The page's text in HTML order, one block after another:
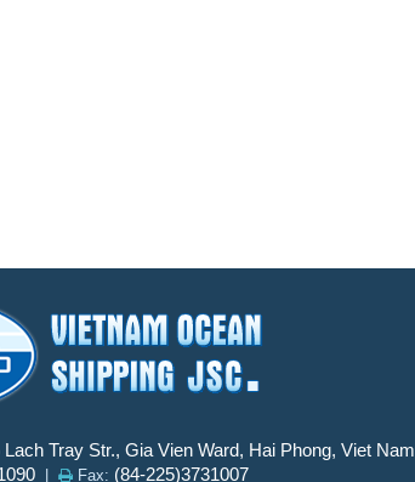
Lach Tray Str., Gia Vien Ward, Hai Phong, Viet Nam
Fax: (84-225)3731007